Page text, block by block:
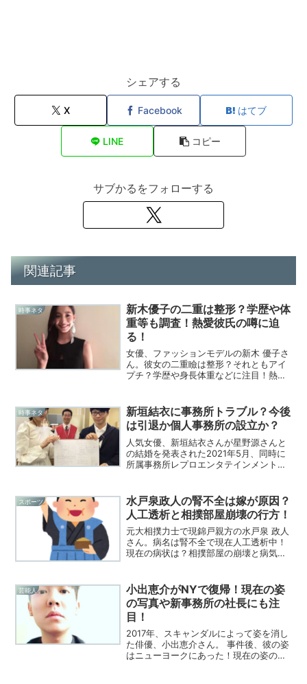
シェアする
X Facebook はてブ
LINE コピー
サブかるをフォローする
関連記事
時事ネタ
新木優子の二重は整形？学歴や体
重等も調査！熱愛彼氏の噂に迫
る！
女優、ファッションモデルの新木 優子さ
ん。彼女の二重瞼は整形？それともアイ
プチ？学歴や身長体重などに注目！熱愛
時事ネタ
新垣結衣に事務所トラブル？今後
は引退か個人事務所の設立か？
人気女優、新垣結衣さんが星野源さんと
の結婚を発表された2021年5月、同時に
所属事務所レプロエンタテインメントと
インメントは過去所属していた能年玲奈
さんや清水富美加さん...
スポーツ
水戸泉政人の腎不全は嫁が原因？
人工透析と相撲部屋崩壊の行方！
元大相撲力士で現錦戸親方の水戸泉 政人
さん。病名は腎不全で現在人工透析中！
現在の病状は？相撲部屋の崩壊と病気は
芸能人
小出恵介がNYで復帰！現在の姿
の写真や新事務所の社長にも注
目！
2017年、スキャンダルによって姿を消し
た俳優、小出恵介さん。 事件後、彼の姿
はニューヨークにあった！現在の姿の写